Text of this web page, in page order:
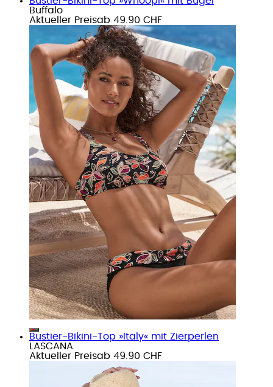
Buffalo
Aktueller Preisab 49.90 CHF
Bustier-Bikini-Top »Italy« mit Zierperlen
LASCANA
Aktueller Preisab 49.90 CHF